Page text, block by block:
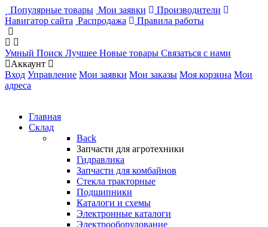
Популярные товары Мои заявки
Производители
Навигатор сайта Распродажа Правила работы
Умный Поиск Лучшее Новые товары Связаться с нами
Аккаунт
Вход Управление Мои заявки Мои заказы Моя корзина Мои
адреса
Главная
Склад
Back
Запчасти для агротехники
Гидравлика
Запчасти для комбайнов
Стекла тракторные
Подшипники
Каталоги и схемы
Электронные каталоги
Электрооборудование